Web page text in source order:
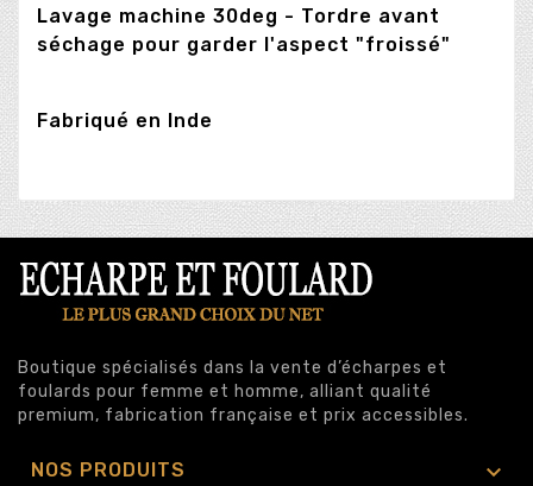
Lavage machine 30deg - Tordre avant
séchage pour garder l'aspect "froissé"
Fabriqué en Inde
Boutique spécialisés dans la vente d’écharpes et
foulards pour femme et homme, alliant qualité
premium, fabrication française et prix accessibles.
NOS PRODUITS 